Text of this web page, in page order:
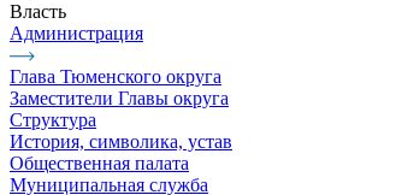
Власть
Администрация
Глава Тюменского округа
Заместители Главы округа
Структура
История, символика, устав
Общественная палата
Муниципальная служба